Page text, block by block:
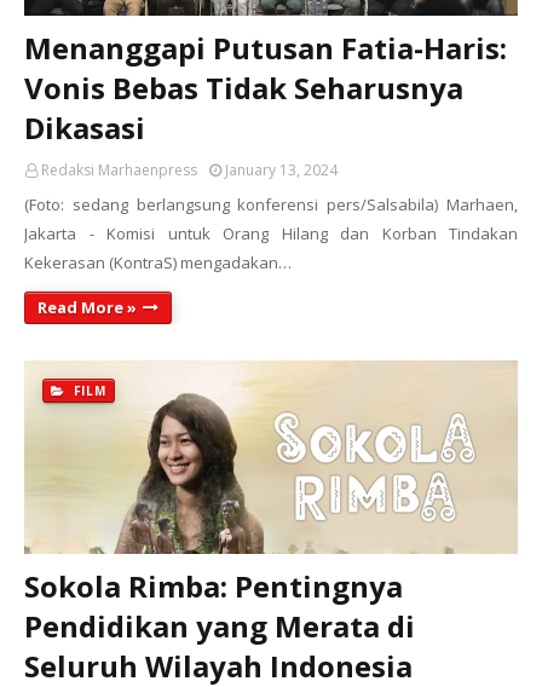
Menanggapi Putusan Fatia-Haris:
Vonis Bebas Tidak Seharusnya
Dikasasi
Redaksi Marhaenpress January 13, 2024
(Foto: sedang berlangsung konferensi pers/Salsabila) Marhaen,
Jakarta - Komisi untuk Orang Hilang dan Korban Tindakan
Kekerasan (KontraS) mengadakan…
Read More »
FILM
Sokola Rimba: Pentingnya
Pendidikan yang Merata di
Seluruh Wilayah Indonesia